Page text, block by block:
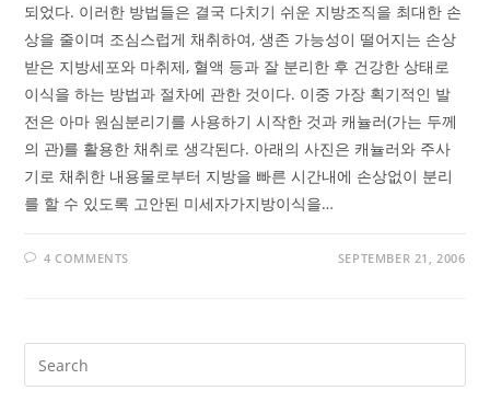
되었다. 이러한 방법들은 결국 다치기 쉬운 지방조직을 최대한 손
상을 줄이며 조심스럽게 채취하여, 생존 가능성이 떨어지는 손상
받은 지방세포와 마취제, 혈액 등과 잘 분리한 후 건강한 상태로
이식을 하는 방법과 절차에 관한 것이다. 이중 가장 획기적인 발
전은 아마 원심분리기를 사용하기 시작한 것과 캐뉼러(가는 두께
의 관)를 활용한 채취로 생각된다. 아래의 사진은 캐뉼러와 주사
기로 채취한 내용물로부터 지방을 빠른 시간내에 손상없이 분리
를 할 수 있도록 고안된 미세자가지방이식을…
4 COMMENTS SEPTEMBER 21, 2006